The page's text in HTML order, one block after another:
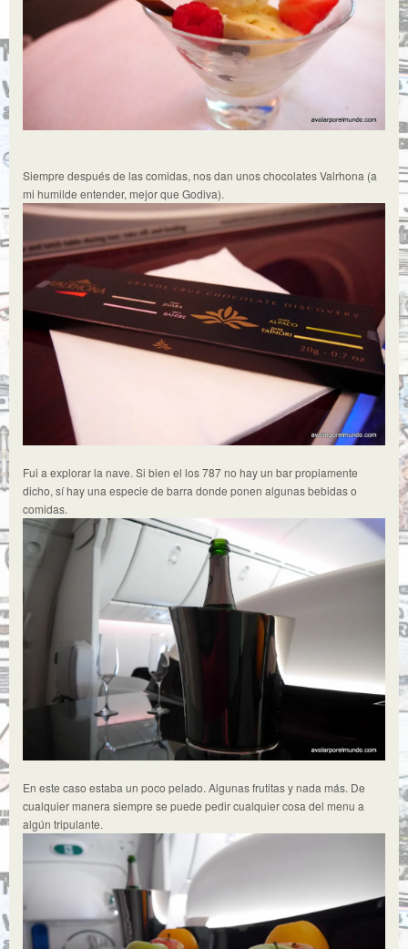
Siempre después de las comidas, nos dan unos chocolates Valrhona (a
mi humilde entender, mejor que Godiva).
Fui a explorar la nave. Si bien el los 787 no hay un bar propiamente
dicho, sí hay una especie de barra donde ponen algunas bebidas o
comidas.
En este caso estaba un poco pelado. Algunas frutitas y nada más. De
cualquier manera siempre se puede pedir cualquier cosa del menu a
algún tripulante.